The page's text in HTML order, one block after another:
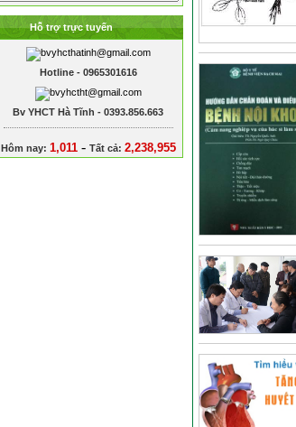
Hỗ trợ trực tuyến
Hotline - 0965301616
Bv YHCT Hà Tĩnh - 0393.856.663
Hôm nay: 1,011- Tất cả: 2,238,955